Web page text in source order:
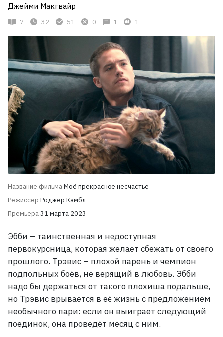
Джейми Макгвайр
7 32 51 0 1 1
Название фильмаМоё прекрасное несчастье
Режиссер Роджер Камбл
Премьера31 марта 2023
Эбби – таинственная и недоступная
первокурсница, которая желает сбежать от своего
прошлого. Трэвис – плохой парень и чемпион
подпольных боёв, не верящий в любовь. Эбби
надо бы держаться от такого плохиша подальше,
но Трэвис врывается в её жизнь с предложением
необычного пари: если он выиграет следующий
поединок, она проведёт месяц с ним.